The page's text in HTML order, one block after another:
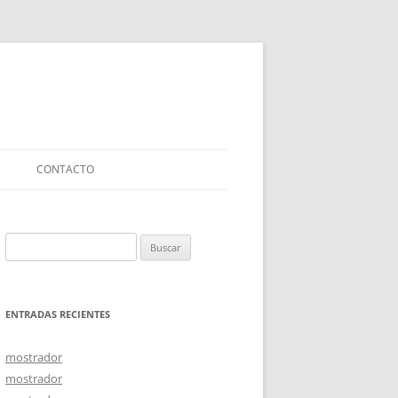
CONTACTO
ENTRADAS RECIENTES
mostrador
mostrador